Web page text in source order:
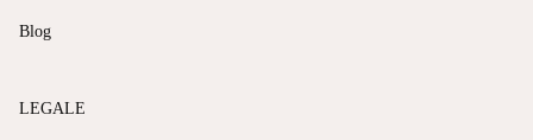
Blog
LEGALE